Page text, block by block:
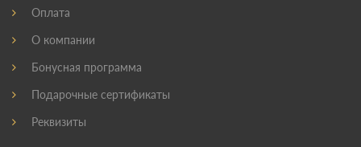
Оплата
О компании
Бонусная программа
Подарочные сертификаты
Реквизиты